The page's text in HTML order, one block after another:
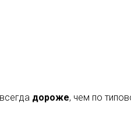
дороже, чем по